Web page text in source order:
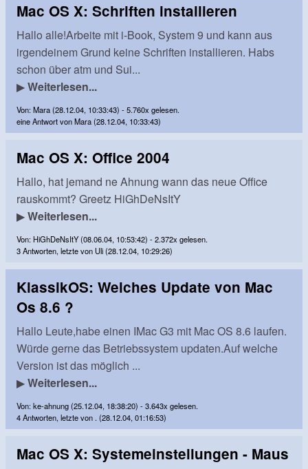
Mac OS X: Schriften installieren
Hallo alle!Arbeite mit i-Book, System 9 und kann aus
irgendeinem Grund keine Schriften installieren. Habs
schon über atm und Sui...
▶Weiterlesen...
Von: Mara (28.12.04, 10:33:43) - 5.760x gelesen.
eine Antwort von Mara (28.12.04, 10:33:43)
Mac OS X: Office 2004
Hallo, hat jemand ne Ahnung wann das neue Office
rauskommt? Greetz HiGhDeNsItY
▶Weiterlesen...
Von: HiGhDeNsItY (08.06.04, 10:53:42) - 2.372x gelesen.
3 Antworten, letzte von Uli (28.12.04, 10:29:26)
KlassikOS: Welches Update von Mac
Os 8.6 ?
Hallo Leute,habe einen IMac G3 mit Mac OS 8.6 laufen.
Würde gerne das Betriebssystem updaten.Auf welche
Version ist das möglich ...
▶Weiterlesen...
Von: ke-ahnung (25.12.04, 18:38:20) - 3.643x gelesen.
4 Antworten, letzte von . (28.12.04, 01:16:53)
Mac OS X: Systemeinstellungen - Maus